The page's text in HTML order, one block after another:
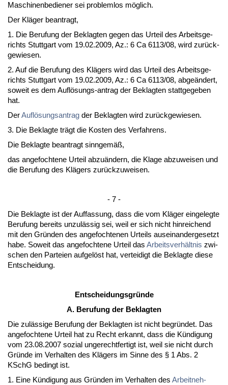
Ma­schi­nen­be­die­ner sei pro­blem­los möglich.
Der Kläger be­an­tragt,
1. Die Be­ru­fung der Be­klag­ten ge­gen das Ur­teil des Ar­beits­ge­
richts Stutt­gart vom 19.02.2009, Az.: 6 Ca 6113/08, wird zurück­
ge­wie­sen.
2. Auf die Be­ru­fung des Klägers wird das Ur­teil des Ar­beits­ge­
richts Stutt­gart vom 19.02.2009, Az.: 6 Ca 6113/08, ab­geändert,
so­weit es dem Auflösungs-an­trag der Be­klag­ten statt­ge­ge­ben
hat.
DerAuflösungs­an­trag der Be­klag­ten wird zurück­ge­wie­sen.
3. Die Be­klag­te trägt die Kos­ten des Ver­fah­rens.
Die Be­klag­te be­an­tragt sinn­gemäß,
das an­ge­foch­te­ne Ur­teil ab­zuändern, die Kla­ge ab­zu­wei­sen und
die Be­ru­fung des Klägers zurück­zu­wei­sen.
- 7 -
Die Be­klag­te ist der Auf­fas­sung, dass die vom Kläger ein­ge­leg­te
Be­ru­fung be­reits un­zulässig sei, weil er sich nicht hin­rei­chend
mit den Gründen des an­ge­foch­te­nen Ur­teils aus­ein­an­der­ge­setzt
ha­be. So­weit das an­ge­foch­te­ne Ur­teil das Ar­beits­verhält­nis zwi­
schen den Par­tei­en auf­gelöst hat, ver­tei­digt die Be­klag­te die­se
Ent­schei­dung.
Ent­schei­dungs­gründe
A. Be­ru­fung der Be­klag­ten
Die zulässi­ge Be­ru­fung der Be­klag­ten ist nicht be­gründet. Das
an­ge­foch­te­ne Ur­teil hat zu Recht er­kannt, dass die Kündi­gung
vom 23.08.2007 so­zi­al un­ge­recht­fer­tigt ist, weil sie nicht durch
Gründe im Ver­hal­ten des Klägers im Sin­ne des § 1 Abs. 2
KSchG be­dingt ist.
1. Ei­ne Kündi­gung aus Gründen im Ver­hal­ten des Ar­beit­neh­